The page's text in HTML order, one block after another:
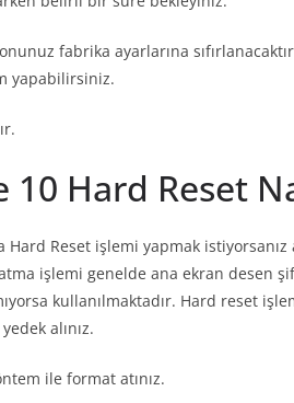
fabrika ayarlarına
yapabilirsiniz.
Hard Reset
Reset işlemi yapmak istiyorsanız
işlemi genelde ana ekran desen
kullanılmaktadır. Hard reset
alınız.
ile format atınız.